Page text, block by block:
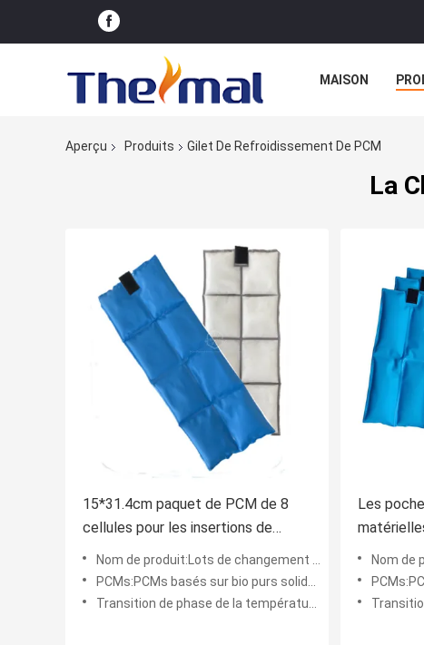
MAISON
Aperçu Produits Gilet De Refroidissement De PCM
La
15*31.4cm paquet de PCM de 8
cellules pour les insertions de
refroidissement de poches de gilet
Nom de produit:Lots de changement de phase pour le gilet de refroidissement
PCMs:PCMs basés sur bio purs solides-liquides de TH-SL
Transition de phase de la température:15 ℃/20℃/24℃/28℃
Les
de PCM
Nom de
PCMs:PCMs
Transition